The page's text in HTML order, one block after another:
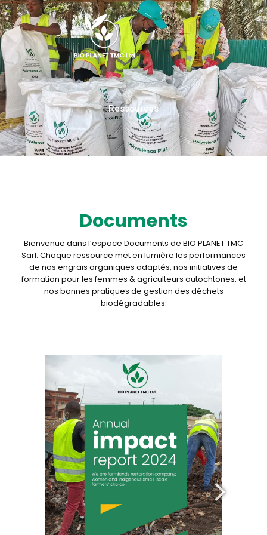
Aller
au
contenu
Ressources
Documents
Bienvenue dans l’espace Documents de BIO PLANET TMC
Sarl. Chaque ressource met en lumière les performances
de nos engrais organiques adaptés, nos initiatives de
formation pour les femmes & agriculteurs autochtones, et
nos bonnes pratiques de gestion des déchets
biodégradables.